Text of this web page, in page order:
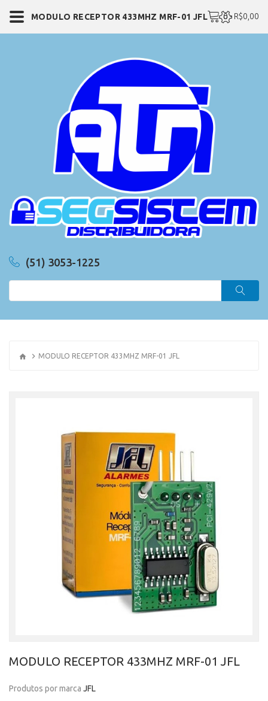
(51) 3053-1225
0 - R$0,00
MODULO RECEPTOR 433MHZ MRF-01 JFL
MODULO RECEPTOR 433MHZ MRF-01 JFL
Produtos por marca JFL
MODULO RECEPTOR 433MHZ MRF-01 JFL